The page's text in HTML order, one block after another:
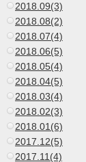
2018.09(3)
2018.08(2)
2018.07(4)
2018.06(5)
2018.05(4)
2018.04(5)
2018.03(4)
2018.02(3)
2018.01(6)
2017.12(5)
2017.11(4)